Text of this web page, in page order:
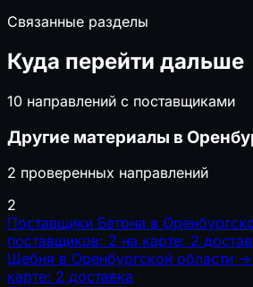
Связанные разделы
Куда перейти дальше
10 направлений с поставщиками
Другие материалы в
2 проверенных направлений
2
Поставщики Бетона в
поставщиков: 2 на карте: 2
Щебня в Оренбургской области →
карте: 2 доставка